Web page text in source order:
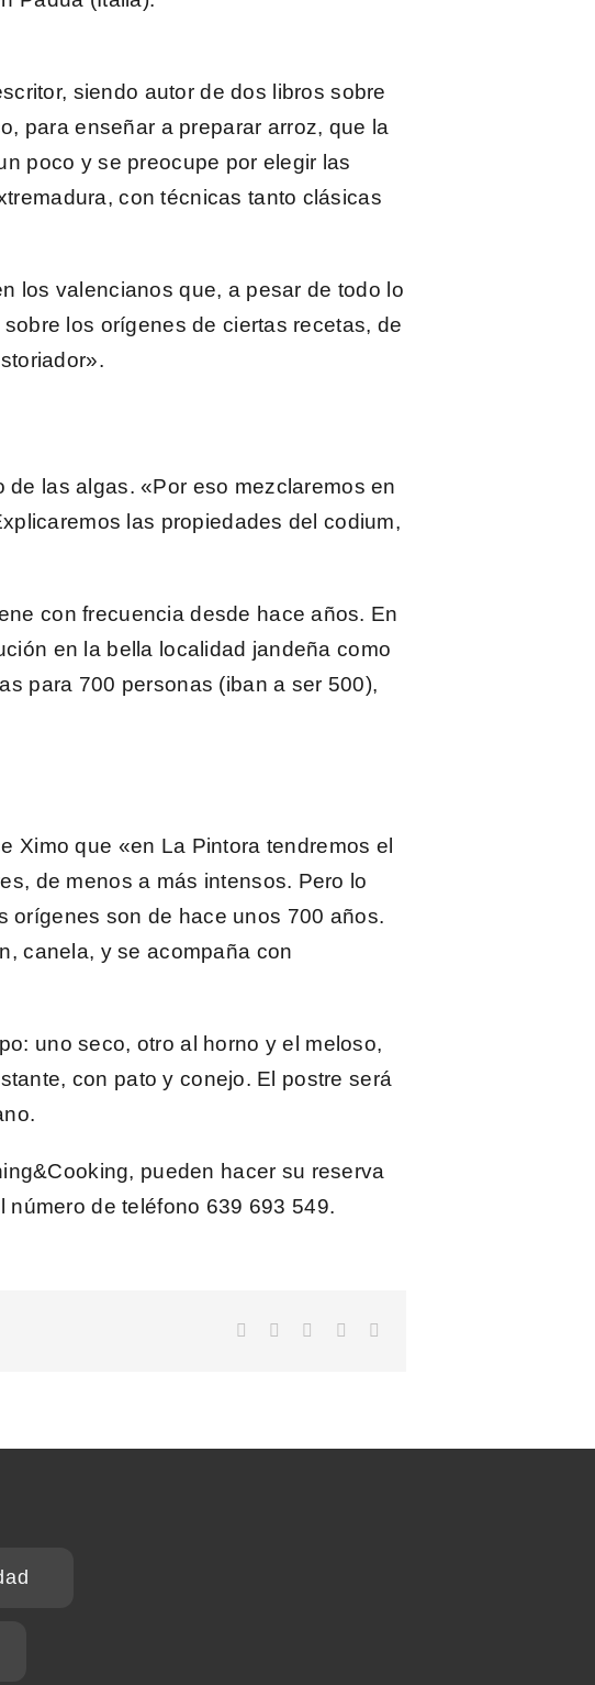
siendo autor de dos libros sobre
para enseñar a preparar arroz, que la
poco y se preocupe por elegir las
con técnicas tanto clásicas
los valencianos que, a pesar de todo lo
los orígenes de ciertas recetas, de
las algas. «Por eso mezclaremos en
las propiedades del codium,
con frecuencia desde hace años. En
en la bella localidad jandeña como
para 700 personas (iban a ser 500),
Ximo que «en La Pintora tendremos el
de menos a más intensos. Pero lo
orígenes son de hace unos 700 años.
canela, y se acompaña con
uno seco, otro al horno y el meloso,
con pato y conejo. El postre será
pueden hacer su reserva
número de teléfono 639 693 549.
Facebook LinkedInWhatsApp